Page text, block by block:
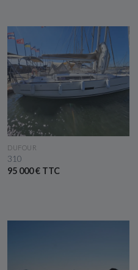
VOIR LE BATEAU
DUFOUR
310
95 000 € TTC